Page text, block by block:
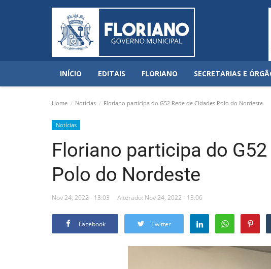
INÍCIO EDITAIS FLORIANO SECRETARIAS E
Home Notícias Floriano participa do G52 Rede de Cidades Polo do Nordeste
Notícias
Floriano participa do G52
Polo do Nordeste
Nov 24, 2022 - 13:03 Alterado: Nov 24, 2022 - 13:06
Facebook Twitter